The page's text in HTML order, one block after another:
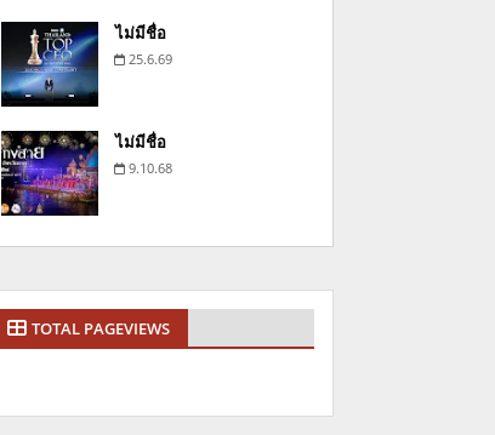
ไม่มีชื่อ
25.6.69
ไม่มีชื่อ
9.10.68
TOTAL PAGEVIEWS